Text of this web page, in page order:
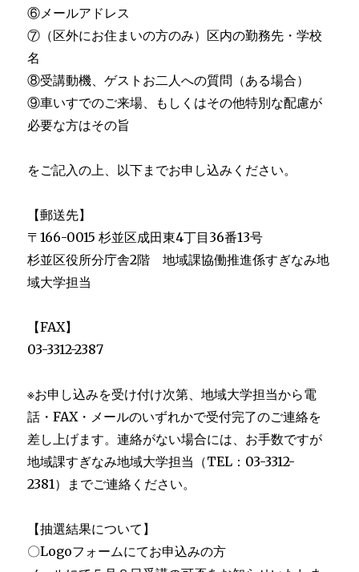
⑥メールアドレス
⑦（区外にお住まいの方のみ）区内の勤務先・学校
名
⑧受講動機、ゲストお二人への質問（ある場合）
⑨車いすでのご来場、もしくはその他特別な配慮が
必要な方はその旨
をご記入の上、以下までお申し込みください。
【郵送先】
〒166-0015 杉並区成田東4丁目36番13号
杉並区役所分庁舎2階 地域課協働推進係すぎなみ地
域大学担当
【FAX】
03-3312-2387
※お申し込みを受け付け次第、地域大学担当から電
話・FAX・メールのいずれかで受付完了のご連絡を
差し上げます。連絡がない場合には、お手数ですが
地域課すぎなみ地域大学担当（TEL：03-3312-
2381）までご連絡ください。
【抽選結果について】
〇Logoフォームにてお申込みの方